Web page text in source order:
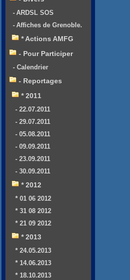
- ARDSL SOS
- Affiches de Grenoble.
* Actions AMFG
- Pour Participer
- Calendrier
- Reportages
* 2011
- 22.07.2011
- 29.07.2011
- 05.08.2011
- 09.09.2011
- 23.09.2011
- 30.09.2011
* 2012
* 01 06 2012
* 31 08 2012
* 21 09 2012
* 2013
* 24.05.2013
* 14.06.2013
* 18.10.2013